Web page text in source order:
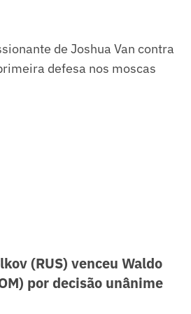
de Joshua Van contra
defesa nos moscas
(RUS) venceu Waldo
por decisão unânime